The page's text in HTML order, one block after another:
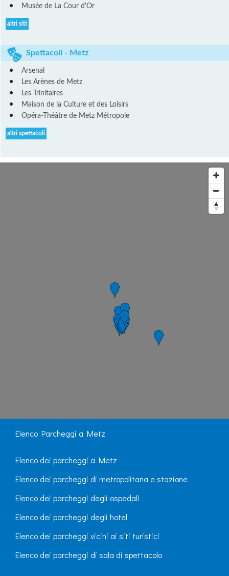
Musée de La Cour d'Or
altri siti
Spettacoli - Metz
Arsenal
Les Arènes de Metz
Les Trinitaires
Maison de la Culture et des Loisirs
Opéra-Théâtre de Metz Métropole
altri spettacoli
Elenco Parcheggi a Metz
Elenco dei parcheggi a Metz
Elenco dei parcheggi di metropolitana e stazione
Elenco dei parcheggi degli ospedali
Elenco dei parcheggi degli hotel
Elenco dei parcheggi vicini ai siti turistici
Elenco dei parcheggi di sala di spettacolo